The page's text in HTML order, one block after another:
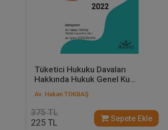
Tüketici Hukuku Davaları
Hakkında Hukuk Genel Ku...
Av. Hakan TOKBAŞ
375 TL
225 TL Sepete Ekle